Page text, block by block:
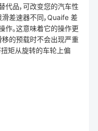
代品，可改变您的汽车性
差速器不同，Quaife 差
作。这意味着它的操作更
移的预载时不会出现严重
扭矩从旋转的车轮上偏